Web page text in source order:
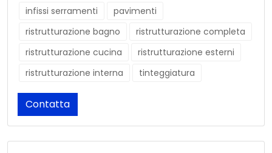
infissi serramenti
pavimenti
ristrutturazione bagno
ristrutturazione completa
ristrutturazione cucina
ristrutturazione esterni
ristrutturazione interna
tinteggiatura
Contatta